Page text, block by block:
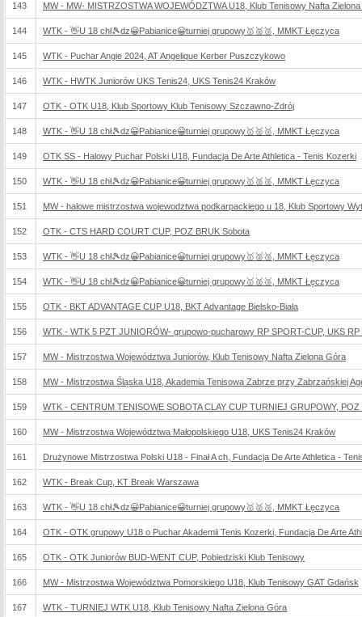
143 MW - MW- MISTRZOSTWA WOJEWÓDZTWA U18, Klub Tenisowy Nafta
144 WTK - 👋U 18 chł🎾dz😀Pabianice😀turniej grupowy🥇🥈🥉, MMKT Łęczyca
145 WTK - Puchar Angie 2024, AT Angelique Kerber Puszczykowo
146 WTK - HWTK Juniorów UKS Tenis24, UKS Tenis24 Kraków
147 OTK - OTK U18, Klub Sportowy Klub Tenisowy Szczawno-Zdrój
148 WTK - 👋U 18 chł🎾dz😀Pabianice😀turniej grupowy🥇🥈🥉, MMKT Łęczyca
149 OTK SS - Halowy Puchar Polski U18, Fundacja De Arte Athletica - Tenis Kozerki
150 WTK - 👋U 18 chł🎾dz😀Pabianice😀turniej grupowy🥇🥈🥉, MMKT Łęczyca
151 MW - halowe mistrzostwa wojewodztwa podkarpackiego u 18, Klub Sportowy
152 OTK - CTS HARD COURT CUP, POZ BRUK Sobota
153 WTK - 👋U 18 chł🎾dz😀Pabianice😀turniej grupowy🥇🥈🥉, MMKT Łęczyca
154 WTK - 👋U 18 chł🎾dz😀Pabianice😀turniej grupowy🥇🥈🥉, MMKT Łęczyca
155 OTK - BKT ADVANTAGE CUP U18, BKT Advantage Bielsko-Biała
156 WTK - WTK 5 PZT JUNIORÓW- grupowo-pucharowy RP SPORT-CUP, UKS
157 MW - Mistrzostwa Województwa Juniorów, Klub Tenisowy Nafta Zielona Góra
158 MW - Mistrzostwa Śląska U18, Akademia Tenisowa Zabrze przy Zabrzańskiej
159 WTK - CENTRUM TENISOWE SOBOTA CLAY CUP TURNIEJ GRUPOWY, POZ
160 MW - Mistrzostwa Województwa Małopolskiego U18, UKS Tenis24 Kraków
161 Drużynowe Mistrzostwa Polski U18 - Finał A ch, Fundacja De Arte Athletica -
162 WTK - Break Cup, KT Break Warszawa
163 WTK - 👋U 18 chł🎾dz😀Pabianice😀turniej grupowy🥇🥈🥉, MMKT Łęczyca
164 OTK - OTK grupowy U18 o Puchar Akademii Tenis Kozerki, Fundacja De Arte
165 OTK - OTK Juniorów BUD-WENT CUP, Pobiedziski Klub Tenisowy
166 MW - Mistrzostwa Województwa Pomorskiego U18, Klub Tenisowy GAT Gdańsk
167 WTK - TURNIEJ WTK U18, Klub Tenisowy Nafta Zielona Góra